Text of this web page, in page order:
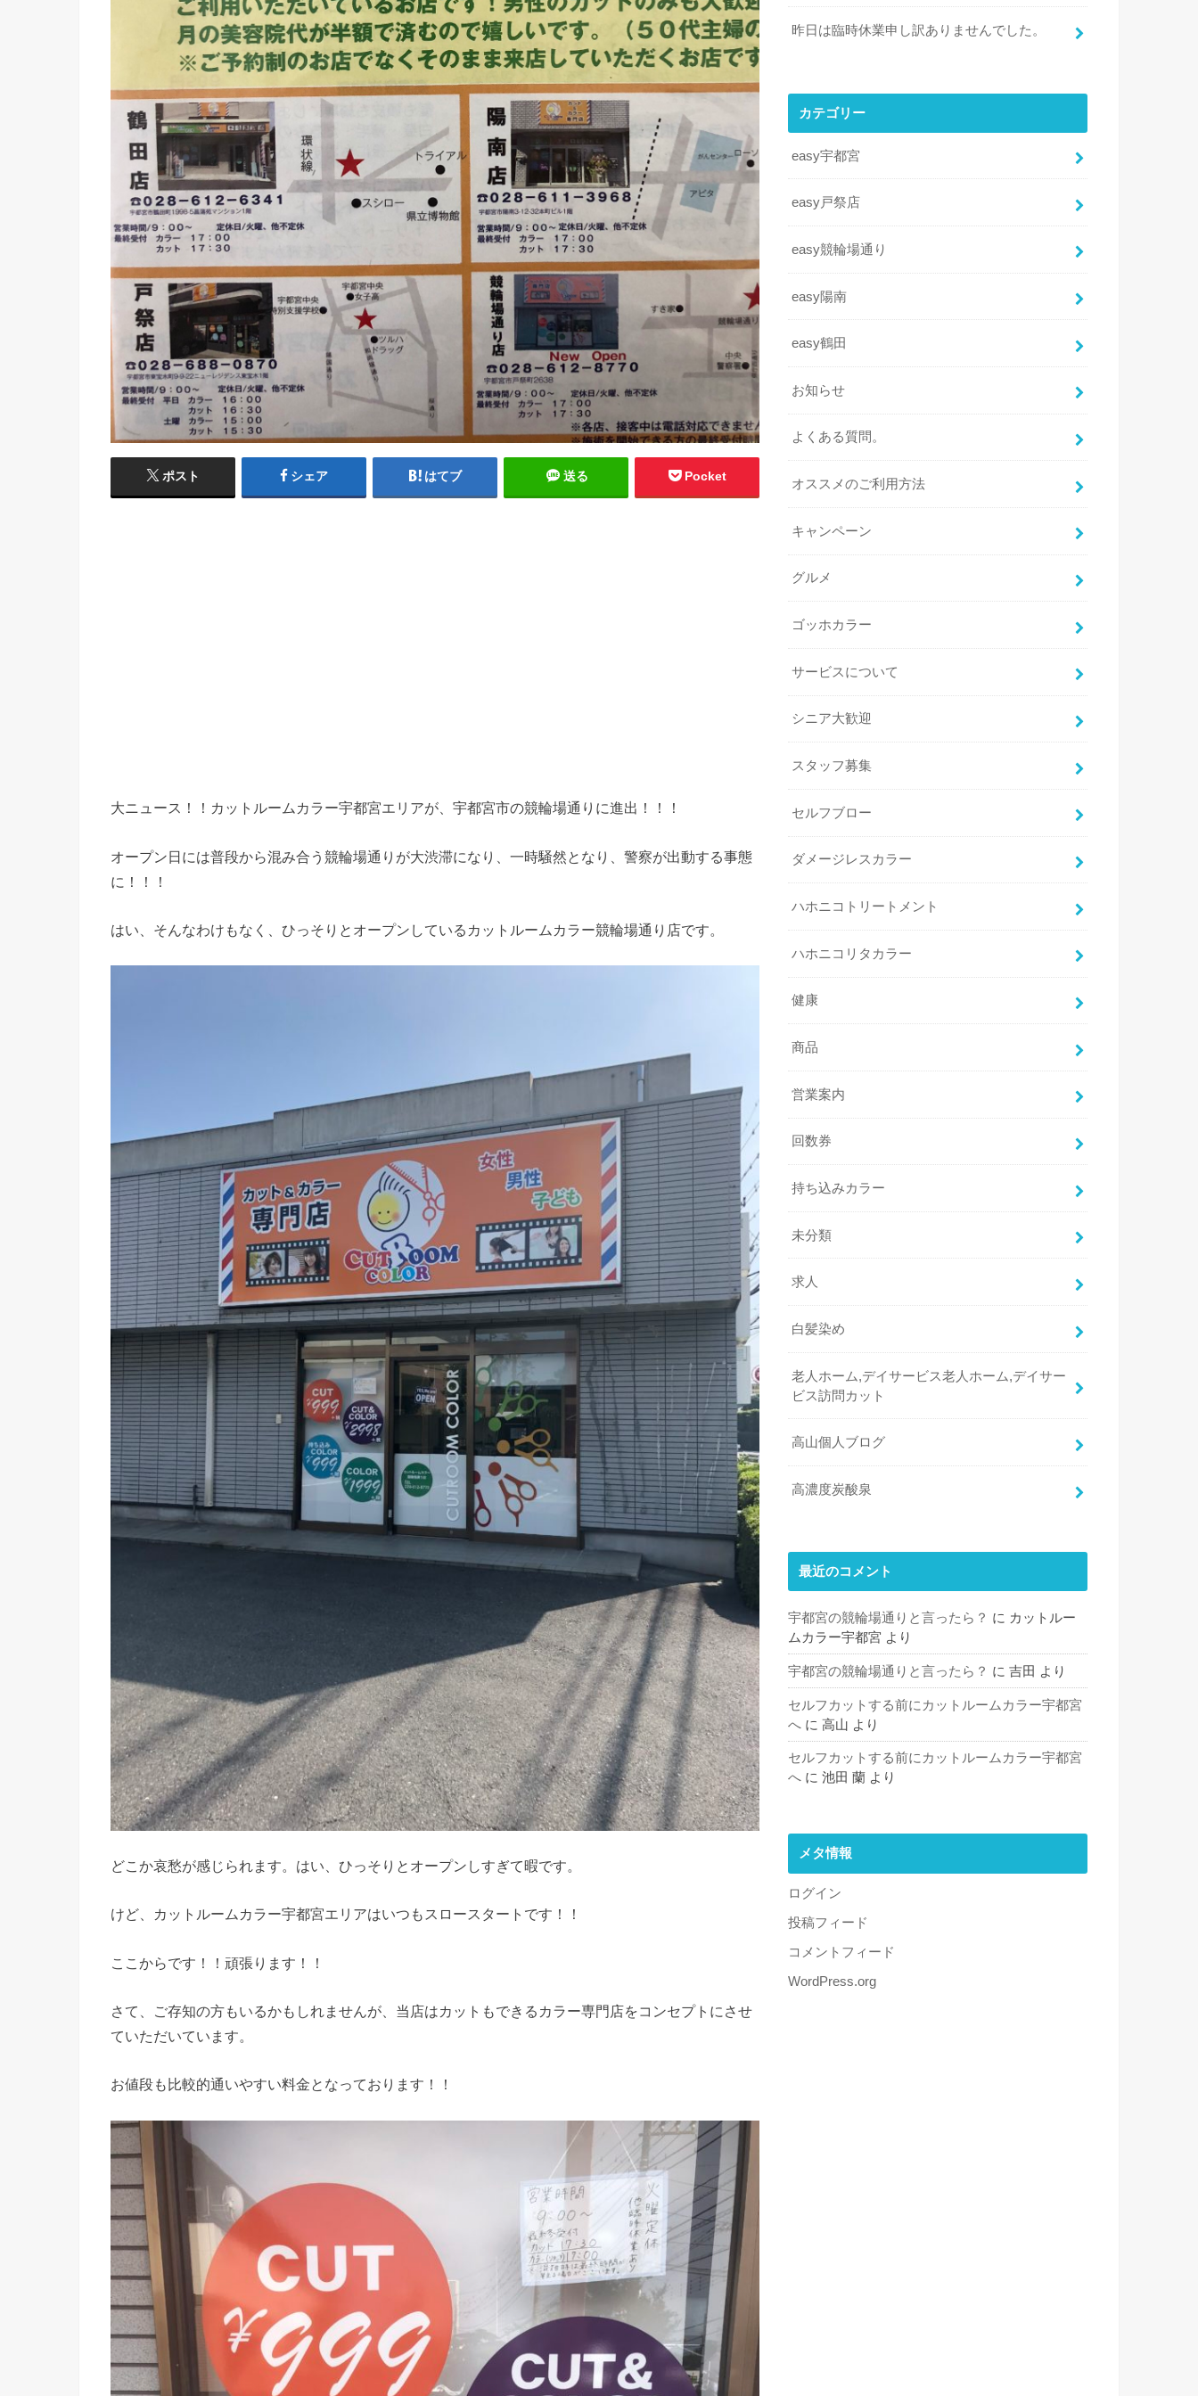
ポスト シェア はてブ 送る Pocket
大ニュース！！カットルームカラー宇都宮エリアが、宇都宮市の競輪場通りに進出！！！
オープン日には普段から混み合う競輪場通りが大渋滞になり、一時騒然となり、警察が出動する事態
に！！！
はい、そんなわけもなく、ひっそりとオープンしているカットルームカラー競輪場通り店です。
どこか哀愁が感じられます。はい、ひっそりとオープンしすぎて暇です。
けど、カットルームカラー宇都宮エリアはいつもスロースタートです！！
ここからです！！頑張ります！！
さて、ご存知の方もいるかもしれませんが、当店はカットもできるカラー専門店をコンセプトにさせ
ていただいています。
お値段も比較的通いやすい料金となっております！！
昨日は臨時休業申し訳ありませんでした。
カテゴリー
easy宇都宮
easy戸祭店
easy競輪場通り
easy陽南
easy鶴田
お知らせ
よくある質問。
オススメのご利用方法
キャンペーン
グルメ
ゴッホカラー
サービスについて
シニア大歓迎
スタッフ募集
セルフブロー
ダメージレスカラー
ハホニコトリートメント
ハホニコリタカラー
健康
商品
営業案内
回数券
持ち込みカラー
未分類
求人
白髪染め
老人ホーム,デイサービス老人ホーム,デイサー
ビス訪問カット
高山個人ブログ
高濃度炭酸泉
最近のコメント
宇都宮の競輪場通りと言ったら？ に カットルー
ムカラー宇都宮 より
宇都宮の競輪場通りと言ったら？ に 吉田 より
セルフカットする前にカットルームカラー宇都宮
へ に 高山 より
セルフカットする前にカットルームカラー宇都宮
へ に 池田 蘭 より
メタ情報
ログイン
投稿フィード
コメントフィード
WordPress.org